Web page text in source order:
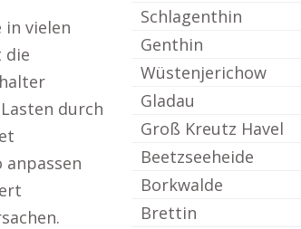
vielen
die
durch
Schlagenthin
Genthin
Wüstenjerichow
Gladau
Groß Kreutz Havel
Beetzseeheide
Borkwalde
Brettin